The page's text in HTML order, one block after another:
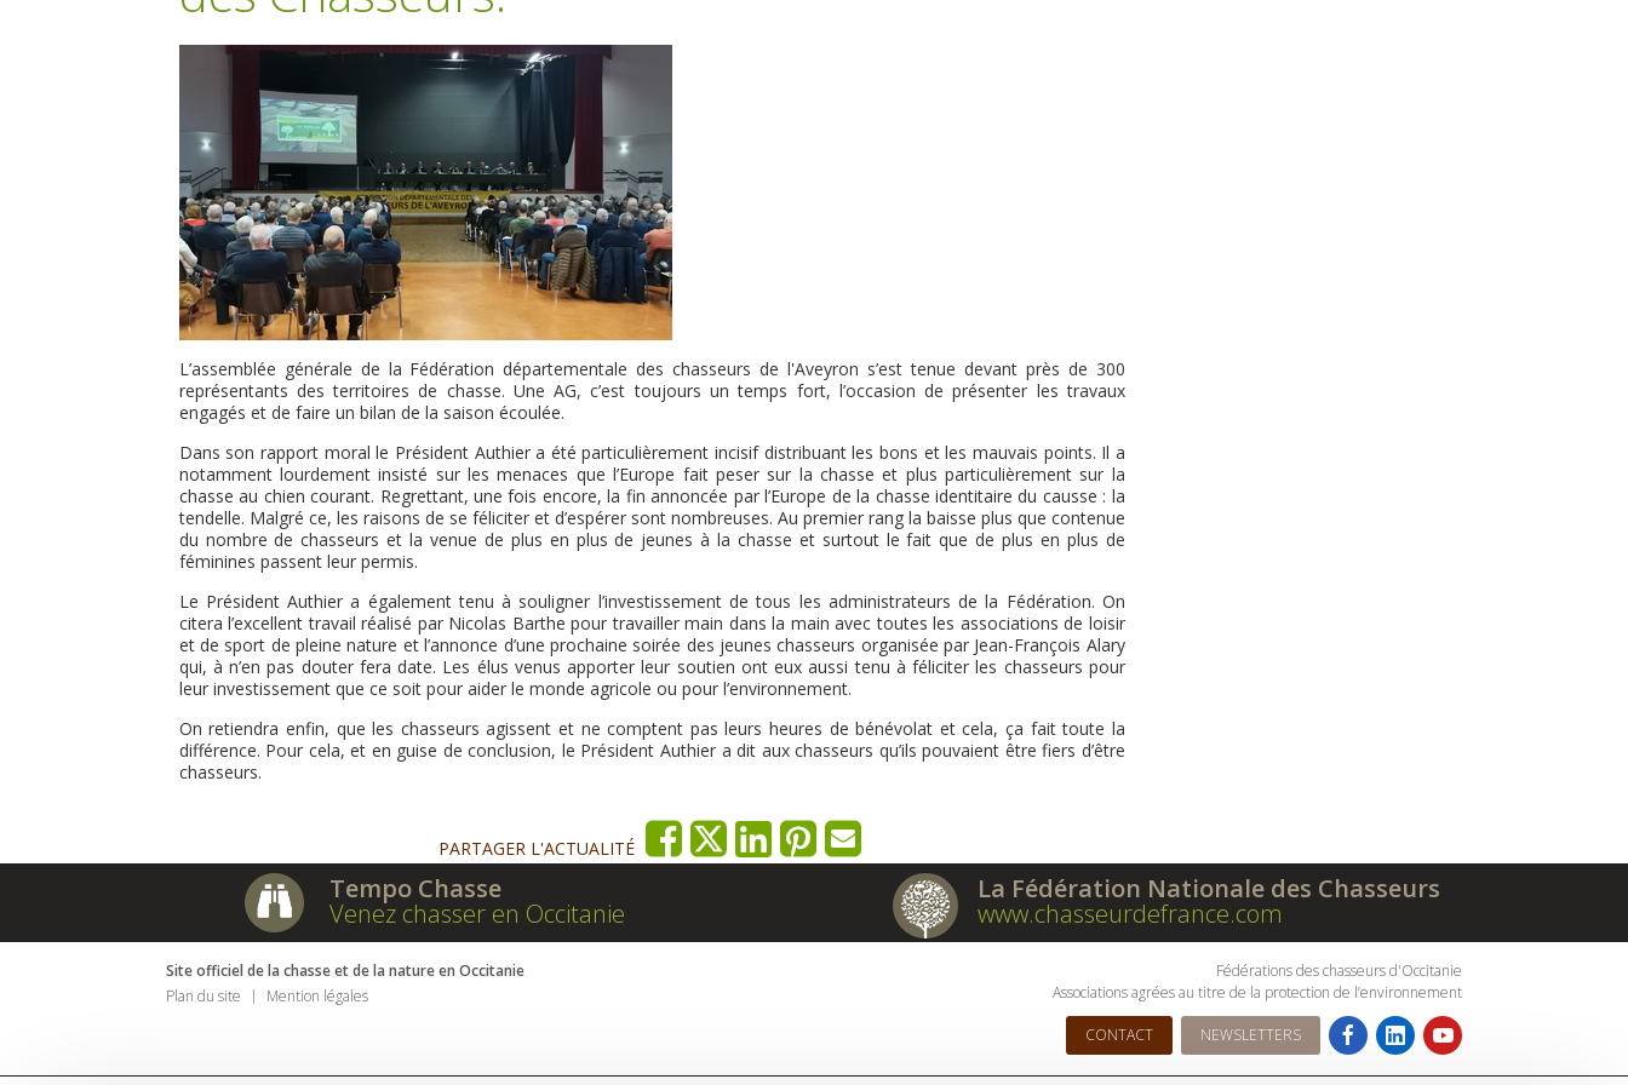
L’assemblée générale de la Fédération départementale des chasseurs de l'Aveyron s’est tenue devant près de 300
représentants des territoires de chasse. Une AG, c’est toujours un temps fort, l’occasion de présenter les travaux
engagés et de faire un bilan de la saison écoulée.
Dans son rapport moral le Président Authier a été particulièrement incisif distribuant les bons et les mauvais points. Il a
notamment lourdement insisté sur les menaces que l’Europe fait peser sur la chasse et plus particulièrement sur la
chasse au chien courant. Regrettant, une fois encore, la fin annoncée par l’Europe de la chasse identitaire du causse : la
tendelle. Malgré ce, les raisons de se féliciter et d’espérer sont nombreuses. Au premier rang la baisse plus que contenue
du nombre de chasseurs et la venue de plus en plus de jeunes à la chasse et surtout le fait que de plus en plus de
féminines passent leur permis.
Le Président Authier a également tenu à souligner l’investissement de tous les administrateurs de la Fédération. On
citera l’excellent travail réalisé par Nicolas Barthe pour travailler main dans la main avec toutes les associations de loisir
et de sport de pleine nature et l’annonce d’une prochaine soirée des jeunes chasseurs organisée par Jean-François Alary
qui, à n’en pas douter fera date. Les élus venus apporter leur soutien ont eux aussi tenu à féliciter les chasseurs pour
leur investissement que ce soit pour aider le monde agricole ou pour l’environnement.
On retiendra enfin, que les chasseurs agissent et ne comptent pas leurs heures de bénévolat et cela, ça fait toute la
différence. Pour cela, et en guise de conclusion, le Président Authier a dit aux chasseurs qu’ils pouvaient être fiers d’être
chasseurs.
PARTAGER L'ACTUALITÉ
Tempo Chasse
Venez chasser en Occitanie
La Fédération Nationale des Chasseurs
www.chasseurdefrance.com
Site officiel de la chasse et de la nature en Occitanie
Plan du site
Mention légales
Fédérations des chasseurs d'Occitanie
Associations agrées au titre de la protection de l’environnement
CONTACT NEWSLETTERS